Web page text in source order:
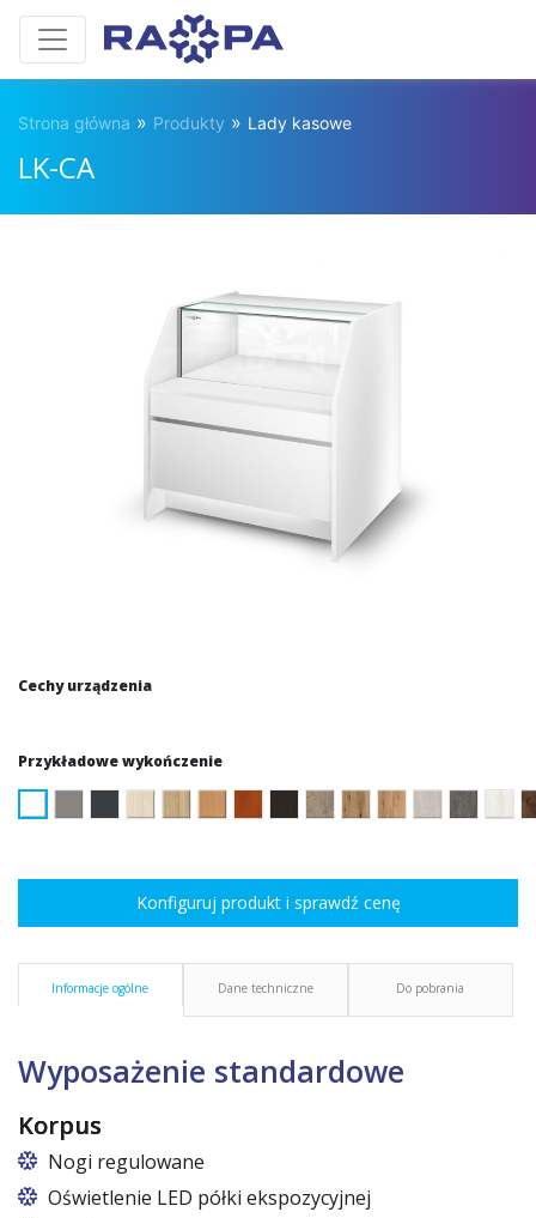
Strona główna » Produkty » Lady kasowe
LK-CA
Cechy urządzenia
Przykładowe wykończenie
Konfiguruj produkt i sprawdź cenę
Informacje ogólne Dane techniczne Do pobrania
Wyposażenie standardowe
Korpus
Nogi regulowane
Oświetlenie LED półki ekspozycyjnej